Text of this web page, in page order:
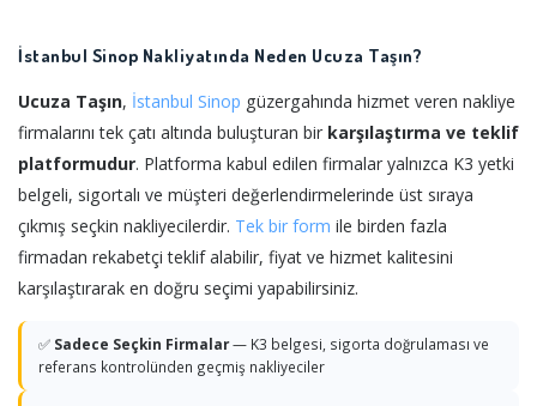
İstanbul Sinop Nakliyatında Neden Ucuza Taşın?
Ucuza Taşın, İstanbul Sinop güzergahında hizmet veren nakliye
firmalarını tek çatı altında buluşturan bir karşılaştırma ve teklif
platformudur. Platforma kabul edilen firmalar yalnızca K3 yetki
belgeli, sigortalı ve müşteri değerlendirmelerinde üst sıraya
çıkmış seçkin nakliyecilerdir. Tek bir form ile birden fazla
firmadan rekabetçi teklif alabilir, fiyat ve hizmet kalitesini
karşılaştırarak en doğru seçimi yapabilirsiniz.
✅ Sadece Seçkin Firmalar— K3 belgesi, sigorta doğrulaması ve
referans kontrolünden geçmiş nakliyeciler